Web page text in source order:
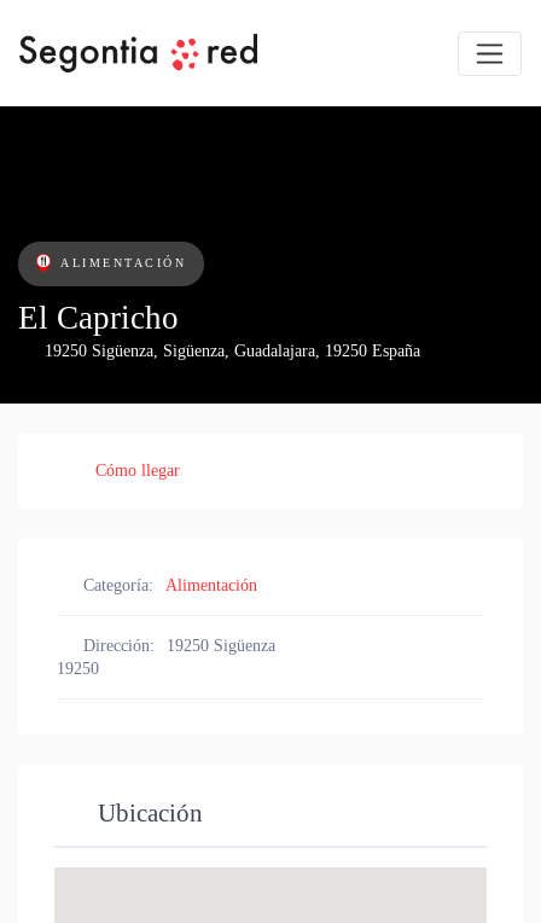
ALIMENTACIÓN
El Capricho
19250 Sigüenza, Sigüenza, Guadalajara, 19250 España
Ubicación
Cómo llegar
Categoría: Alimentación
Dirección:
19250 Sigüenza
19250